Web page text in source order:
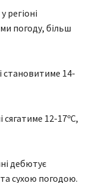
погоду, більш
становитиме 14-
сягатиме 12-17ºС,
дебютує
сухою погодою.